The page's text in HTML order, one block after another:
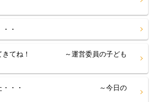
・
てきてね！ ～運営委員の子ども
まれた・・・ ～今日の